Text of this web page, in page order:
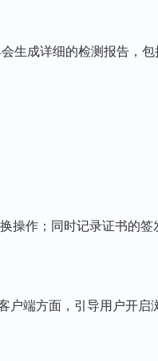
生成详细的检测报告，
作；同时记录证书的
端方面，引导用户开